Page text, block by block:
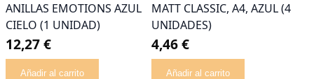
ANILLAS EMOTIONS AZUL
CIELO (1 UNIDAD)
12,27 €
Añadir al carrito
MATT CLASSIC, A4, AZUL (4
UNIDADES)
4,46 €
Añadir al carrito